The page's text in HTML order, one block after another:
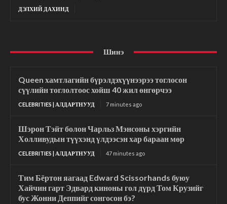
ДЭЛХИЙ ДАХИНД
Шинэ
Queen хамтлагийн бүрэлдэхүүнээрээ тоглосон
сүүлийн тоглолтоос хойш 40 жил өнгөрчээ
CELEBRITIES | АЛДАРТНУУД 7 minutes ago
Шэрон Тэйт болон Чарльз Мэнсоны хэргийн
Холливудын түүхэнд үлдээсэн хар бараан мөр
CELEBRITIES | АЛДАРТНУУД 47 minutes ago
Тим Бёртон яагаад Edward Scissorhands буюу
Хайчин гарт Эдвард киноны гол дүрд Том Крузийг
бус Жонни Деппийг сонгосон бэ?